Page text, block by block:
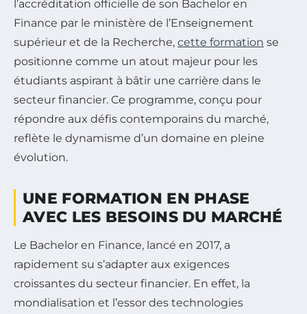
l’accréditation officielle de son Bachelor en
Finance par le ministère de l’Enseignement
supérieur et de la Recherche, cette formation se
positionne comme un atout majeur pour les
étudiants aspirant à bâtir une carrière dans le
secteur financier. Ce programme, conçu pour
répondre aux défis contemporains du marché,
reflète le dynamisme d’un domaine en pleine
évolution.
UNE FORMATION EN PHASE
AVEC LES BESOINS DU MARCHÉ
Le Bachelor en Finance, lancé en 2017, a
rapidement su s’adapter aux exigences
croissantes du secteur financier. En effet, la
mondialisation et l’essor des technologies